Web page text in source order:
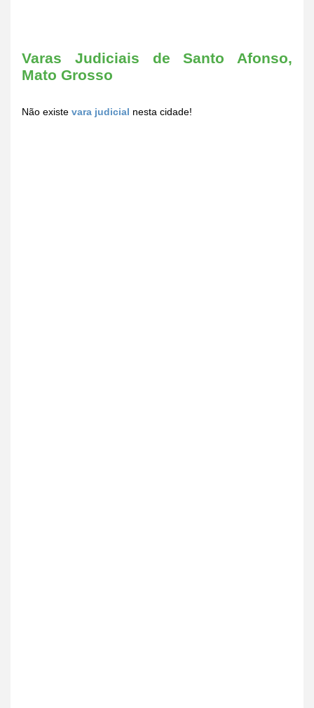
Varas Judiciais de Santo Afonso,
Mato Grosso
Não existe vara judicial nesta cidade!